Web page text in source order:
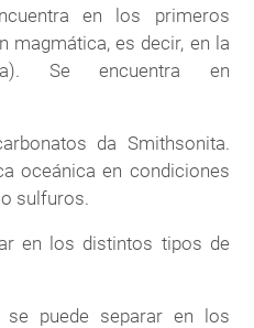
en los primeros
magmática, es decir, en la
Se encuentra en
da Smithsonita.
oceánica en condiciones
sulfuros.
en los distintos tipos de
puede separar en los